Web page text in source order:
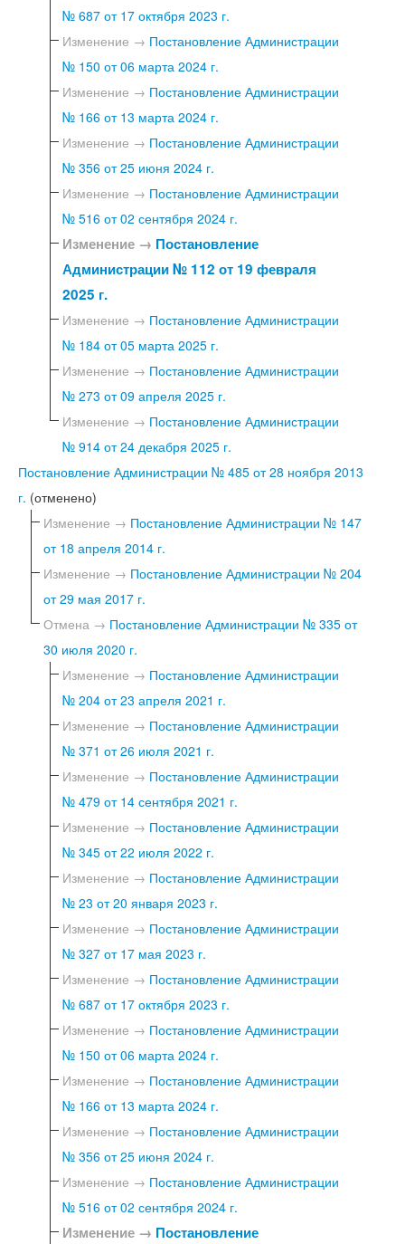
№ 687 от 17 октября 2023 г.
Изменение → Постановление Администрации
№ 150 от 06 марта 2024 г.
Изменение → Постановление Администрации
№ 166 от 13 марта 2024 г.
Изменение → Постановление Администрации
№ 356 от 25 июня 2024 г.
Изменение → Постановление Администрации
№ 516 от 02 сентября 2024 г.
Изменение → Постановление
Администрации № 112 от 19 февраля
2025 г.
Изменение → Постановление Администрации
№ 184 от 05 марта 2025 г.
Изменение → Постановление Администрации
№ 273 от 09 апреля 2025 г.
Изменение → Постановление Администрации
№ 914 от 24 декабря 2025 г.
Постановление Администрации № 485 от 28 ноября 2013
г. (отменено)
Изменение → Постановление Администрации № 147
от 18 апреля 2014 г.
Изменение → Постановление Администрации № 204
от 29 мая 2017 г.
Отмена → Постановление Администрации № 335 от
30 июля 2020 г.
Изменение → Постановление Администрации
№ 204 от 23 апреля 2021 г.
Изменение → Постановление Администрации
№ 371 от 26 июля 2021 г.
Изменение → Постановление Администрации
№ 479 от 14 сентября 2021 г.
Изменение → Постановление Администрации
№ 345 от 22 июля 2022 г.
Изменение → Постановление Администрации
№ 23 от 20 января 2023 г.
Изменение → Постановление Администрации
№ 327 от 17 мая 2023 г.
Изменение → Постановление Администрации
№ 687 от 17 октября 2023 г.
Изменение → Постановление Администрации
№ 150 от 06 марта 2024 г.
Изменение → Постановление Администрации
№ 166 от 13 марта 2024 г.
Изменение → Постановление Администрации
№ 356 от 25 июня 2024 г.
Изменение → Постановление Администрации
№ 516 от 02 сентября 2024 г.
Изменение → Постановление